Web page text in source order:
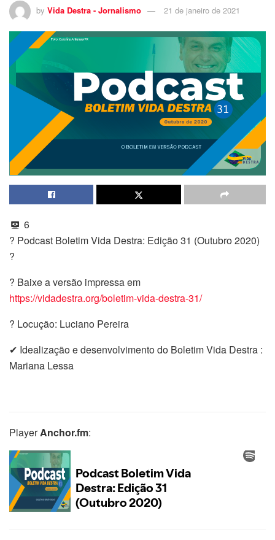
by Vida Destra - Jornalismo 21 de janeiro de 2021
6
? Podcast Boletim Vida Destra: Edição 31 (Outubro 2020)
?
? Baixe a versão impressa em
https://vidadestra.org/boletim-vida-destra-31/
? Locução: Luciano Pereira
✔ Idealização e desenvolvimento do Boletim Vida Destra :
Mariana Lessa
PlayerAnchor.fm: